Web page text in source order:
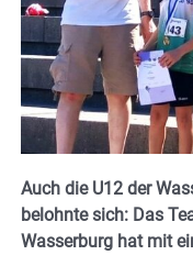
Auch die U12 der
belohnte sich: Das
Wasserburg hat mit